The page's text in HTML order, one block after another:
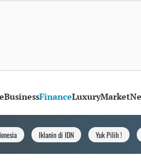
BusinessFinanceLuxuryMarket
Iklanin di IDN Yuk Pilih !